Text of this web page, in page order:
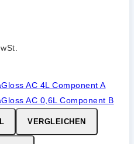
VERGLEICHEN